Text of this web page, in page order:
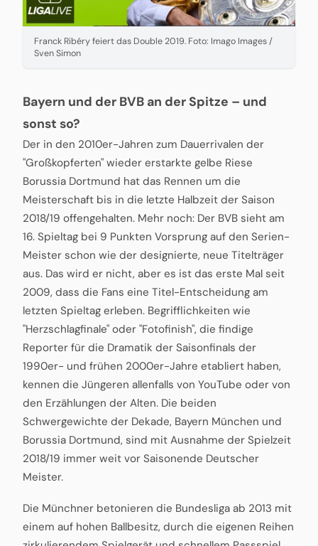
Franck Ribéry feiert das Double 2019. Foto: Imago Images /
Sven Simon
Bayern und der BVB an der Spitze – und
sonst so?
Der in den 2010er-Jahren zum Dauerrivalen der
"Großkopferten" wieder erstarkte gelbe Riese
Borussia Dortmund hat das Rennen um die
Meisterschaft bis in die letzte Halbzeit der Saison
2018/19 offengehalten. Mehr noch: Der BVB sieht am
16. Spieltag bei 9 Punkten Vorsprung auf den Serien-
Meister schon wie der designierte, neue Titelträger
aus. Das wird er nicht, aber es ist das erste Mal seit
2009, dass die Fans eine Titel-Entscheidung am
letzten Spieltag erleben. Begrifflichkeiten wie
"Herzschlagfinale" oder "Fotofinish", die findige
Reporter für die Dramatik der Saisonfinals der
1990er- und frühen 2000er-Jahre etabliert haben,
kennen die Jüngeren allenfalls von YouTube oder von
den Erzählungen der Alten. Die beiden
Schwergewichte der Dekade, Bayern München und
Borussia Dortmund, sind mit Ausnahme der Spielzeit
2018/19 immer weit vor Saisonende Deutscher
Meister.
Die Münchner betonieren die Bundesliga ab 2013 mit
einem auf hohen Ballbesitz, durch die eigenen Reihen